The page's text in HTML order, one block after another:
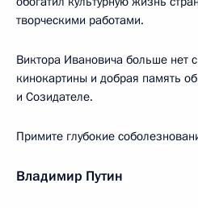
творческими работами.
Виктора Ивановича больше нет
кинокартины и добрая память
и Созидателе.
Примите глубокие
Владимир Путин